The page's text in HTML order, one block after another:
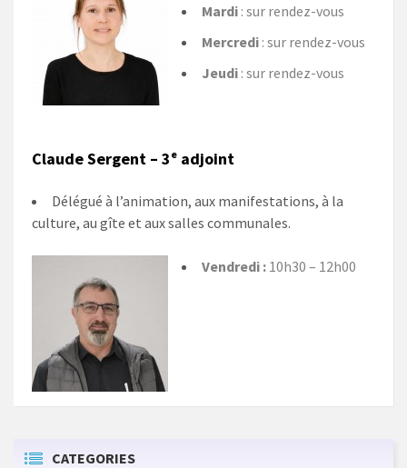
Mardi : sur rendez-vous
Mercredi : sur rendez-vous
Jeudi : sur rendez-vous
Claude Sergent – 3ᵉ adjoint
Délégué à l’animation, aux manifestations, à la
culture, au gîte et aux salles communales.
Vendredi : 10h30 – 12h00
CATEGORIES